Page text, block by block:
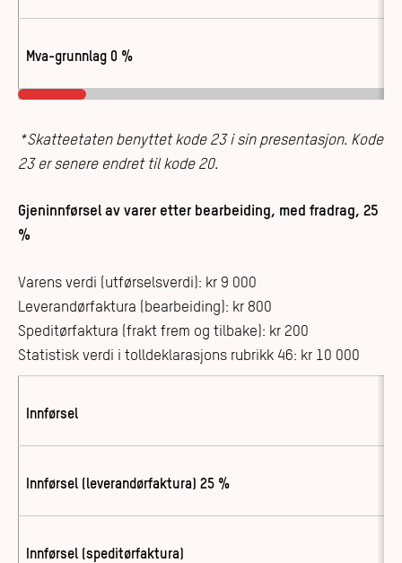
Mva-grunnlag 0 %
*Skatteetaten benyttet kode 23 i sin presentasjon. Kode
23 er senere endret til kode 20.
Gjeninnførsel av varer etter bearbeiding, med fradrag, 25
%
Varens verdi (utførselsverdi): kr 9 000
Leverandørfaktura (bearbeiding): kr 800
Speditørfaktura (frakt frem og tilbake): kr 200
Statistisk verdi i tolldeklarasjons rubrikk 46: kr 10 000
Innførsel
Innførsel (leverandørfaktura) 25 %
Innførsel (speditørfaktura)